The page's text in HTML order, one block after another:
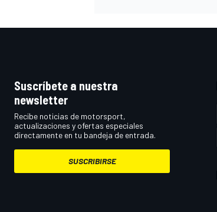
Suscríbete a nuestra
newsletter
Recibe noticias de motorsport,
actualizaciones y ofertas especiales
directamente en tu bandeja de entrada.
SUSCRIBIRSE